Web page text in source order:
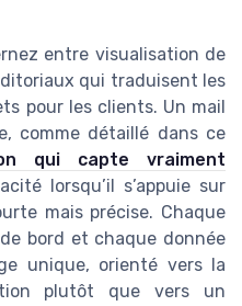
entre visualisation de
qui traduisent les
pour les clients. Un mail
comme détaillé dans ce
qui capte vraiment
lorsqu’il s’appuie sur
mais précise. Chaque
bord et chaque donnée
unique, orienté vers la
plutôt que vers un